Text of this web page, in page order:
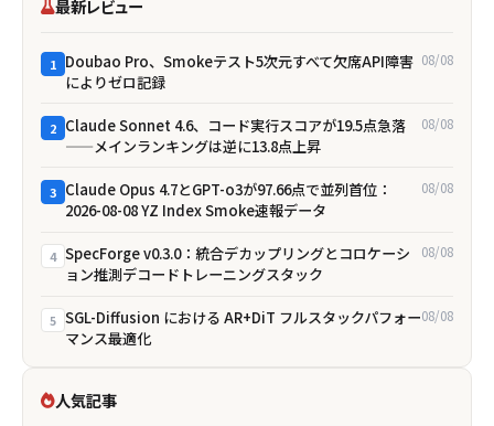
最新レビュー
1 Doubao Pro、Smokeテスト5次元すべて欠席――API障害
によりゼロ記録
08/08
2 Claude Sonnet 4.6、コード実行スコアが19.5点急落
——メインランキングは逆に13.8点上昇
08/08
3 Claude Opus 4.7とGPT-o3が97.66点で並列首位：
2026-08-08 YZ Index Smoke速報データ
08/08
4 SpecForge v0.3.0：統合デカップリングとコロケーシ
ョン推測デコードトレーニングスタック
08/08
5 SGL-Diffusion における AR+DiT フルスタックパフォー
マンス最適化
08/08
人気記事